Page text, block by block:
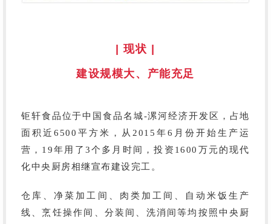
| 现状 |
建设规模大、产能充足
钜轩食品位于中国食品名城-漯河经济开发区，占地
面积近6500平方米，从2015年6月份开始生产运
营，19年用了3个多月时间，投资1600万元的现代
化中央厨房相继宣布建设完工。
仓库、净菜加工间、肉类加工间、自动米饭生产
线、烹饪操作间、分装间、洗消间等均按照中央厨